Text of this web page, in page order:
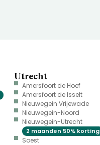
Utrecht
Amersfoort de Hoef
Amersfoort de Isselt
Nieuwegein Vrijewade
Nieuwegein-Noord
Nieuwegein-Utrecht
2 maanden 50% korting
Soest